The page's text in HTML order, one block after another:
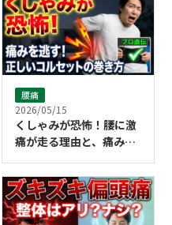
腰痛
2026/05/15
くしゃみが恐怖！腰に激
痛が走る理由と、痛みを
い巻き方